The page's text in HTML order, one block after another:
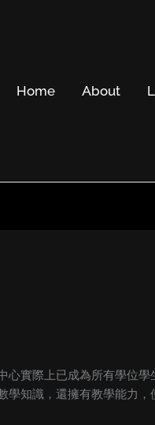
Home About
心實際上已成為所有學位
知識，還擁有教學能力，